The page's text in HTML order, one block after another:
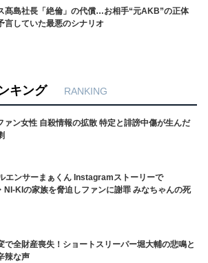
髙島社長「絶倫」の代償…お相手“元AKB”の正体
言していた最悪のシナリオ
キング RANKING
ァン女性 自殺情報の拡散 特定と誹謗中傷が生んだ
エンサーまぁくん Instagramストーリーで
NI-KIの家族を脅迫しファンに謝罪 みなちゃんの死
で全財産喪失！ショートスリーパー堀大輔の悲鳴と
辣な声